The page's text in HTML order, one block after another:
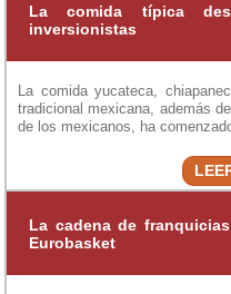
La comida típica
inversionistas
La comida yucateca,
tradicional mexicana, además
de los mexicanos, ha
La cadena de
Eurobasket